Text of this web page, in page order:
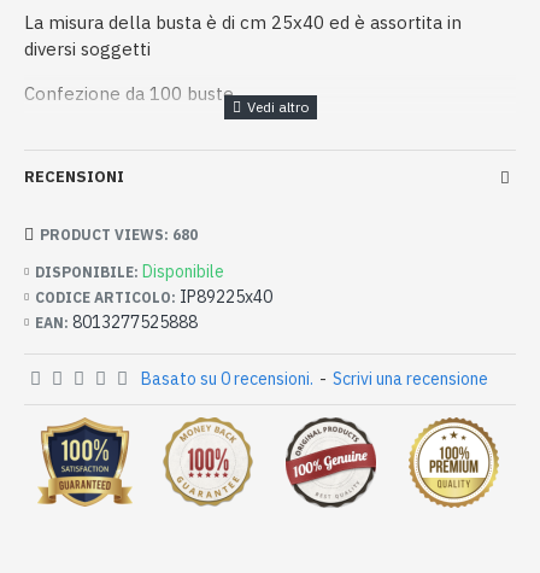
La misura della busta è di cm 25x40 ed è assortita in
diversi soggetti
Confezione da 100 buste
RECENSIONI
DISPONIBILE: Disponibile
CODICE ARTICOLO: IP89225x40
EAN: 8013277525888
PRODUCT VIEWS: 680
Basato su 0 recensioni. - Scrivi una recensione